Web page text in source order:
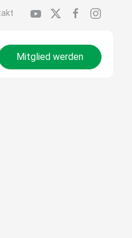
Mitglied werden